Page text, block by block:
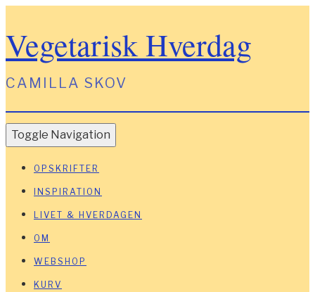
Vegetarisk Hverdag
CAMILLA SKOV
Toggle Navigation
OPSKRIFTER
INSPIRATION
LIVET & HVERDAGEN
OM
WEBSHOP
KURV